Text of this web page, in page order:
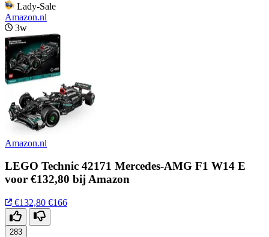
Lady-Sale
Amazon.nl
3w
Amazon.nl
LEGO Technic 42171 Mercedes-AMG F1 W14 E
voor €132,80 bij Amazon
€132,80 €166
283